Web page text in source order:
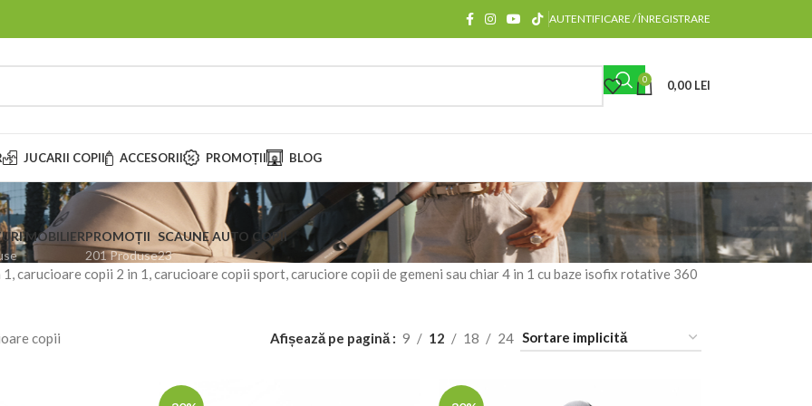
AUTENTIFICARE / ÎNREGISTRARE
0 0,00 LEI
JUCARII COPII ACCESORII PROMOȚII BLOG
MOBILIERPROMOȚII
201 Produse
SCAUNE AUTO COPII
23
carucioare copii 2 in 1, carucioare copii sport, caruciore copii de gemeni sau chiar 4 in 1 cu baze isofix rotative 360
copii Afișează pe pagină 9 12 18 24